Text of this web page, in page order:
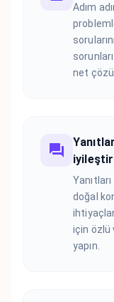
Adım
net
doğal
için özlü
yapın.